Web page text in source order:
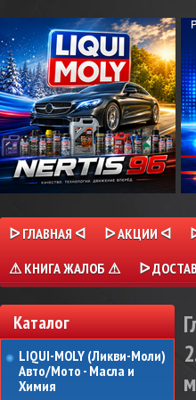
ᐅ ГЛАВНАЯ ᐊ ᐅ АКЦИИ ᐊ
⚠ КНИГА ЖАЛОБ ⚠
ᐅ
Каталог
LIQUI-MOLY (Ликви-Моли)
Авто/Мото - Масла и
Химия